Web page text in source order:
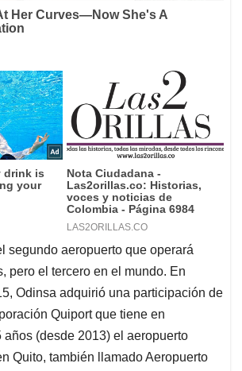
segundo aeropuerto que operará
pero el tercero en el mundo. En
Odinsa adquirió una participación de
Quiport que tiene en
años (desde 2013) el aeropuerto
Quito, también llamado Aeropuerto